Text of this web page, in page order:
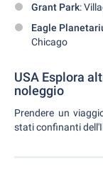
Grant Park:
Eagle
Chicago
USA Esplora
noleggio
Prendere un
stati confinanti